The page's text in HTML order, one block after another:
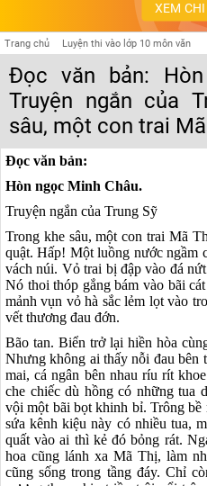
XEM
Trang chủ Luyện thi vào lớp 10 môn văn
Đọc văn bản:
Truyện ngắn của
sâu, một con trai
Đọc văn bản:
Hòn ngọc Minh Châu.
Truyện ngắn của Trung Sỹ
Trong khe sâu, một con trai Mã
quật. Hấp! Một luồng nước ngầm
vách núi. Vỏ trai bị đập vào đá
Nó thoi thóp gắng bám vào bãi
mảnh vụn vỏ hà sắc lẻm lọt vào
vết thương đau đớn.
Bão tan. Biển trở lại hiền hòa
Nhưng không ai thấy nỗi đau bên
mai, cá ngân bên nhau ríu rít
che chiếc dù hồng có những tua
vội một bãi bọt khinh bỉ. Trông bề
sứa kênh kiệu này có nhiều tua,
quất vào ai thì kẻ đó bỏng rát.
hoa cũng lánh xa Mã Thị, làm
cũng sống trong tầng đáy. Chỉ